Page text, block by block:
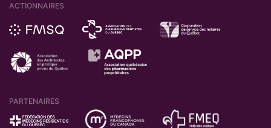
ACTIONNAIRES
PARTENAIRES